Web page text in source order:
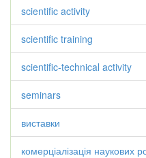
scientific activity
scientific training
scientific-technical activity
seminars
виставки
комерціалізація наукових